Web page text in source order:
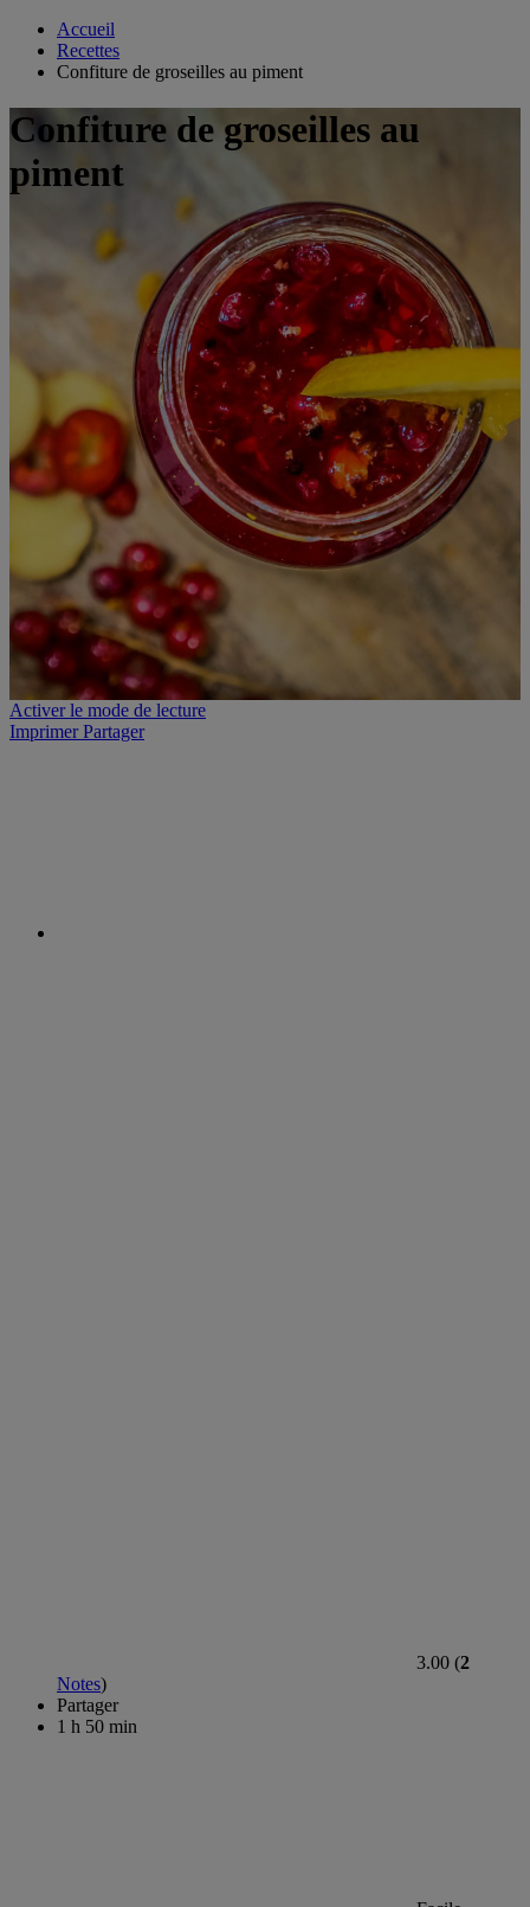
Accueil
Recettes
Confiture de groseilles au piment
Confiture de groseilles au
piment
Activer le mode de lecture
Imprimer Partager
3.00 (2
Notes)
Partager
1 h 50 min